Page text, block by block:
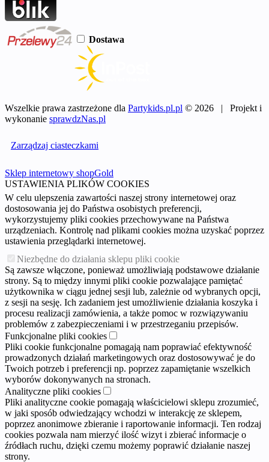
Dostawa
Wszelkie prawa zastrzeżone dla Partykids.pl.pl © 2026 | Projekt i
wykonanie sprawdzNas.pl
Zarządzaj ciasteczkami
Sklep internetowy shopGold
USTAWIENIA PLIKÓW COOKIES
W celu ulepszenia zawartości naszej strony internetowej oraz
dostosowania jej do Państwa osobistych preferencji,
wykorzystujemy pliki cookies przechowywane na Państwa
urządzeniach. Kontrolę nad plikami cookies można uzyskać poprzez
ustawienia przeglądarki internetowej.
Niezbędne do działania sklepu pliki cookie
Są zawsze włączone, ponieważ umożliwiają podstawowe działanie
strony. Są to między innymi pliki cookie pozwalające pamiętać
użytkownika w ciągu jednej sesji lub, zależnie od wybranych opcji,
z sesji na sesję. Ich zadaniem jest umożliwienie działania koszyka i
procesu realizacji zamówienia, a także pomoc w rozwiązywaniu
problemów z zabezpieczeniami i w przestrzeganiu przepisów.
Funkcjonalne pliki cookies
Pliki cookie funkcjonalne pomagają nam poprawiać efektywność
prowadzonych działań marketingowych oraz dostosowywać je do
Twoich potrzeb i preferencji np. poprzez zapamiętanie wszelkich
wyborów dokonywanych na stronach.
Analityczne pliki cookies
Pliki analityczne cookie pomagają właścicielowi sklepu zrozumieć,
w jaki sposób odwiedzający wchodzi w interakcję ze sklepem,
poprzez anonimowe zbieranie i raportowanie informacji. Ten rodzaj
cookies pozwala nam mierzyć ilość wizyt i zbierać informacje o
źródłach ruchu, dzięki czemu możemy poprawić działanie naszej
strony.